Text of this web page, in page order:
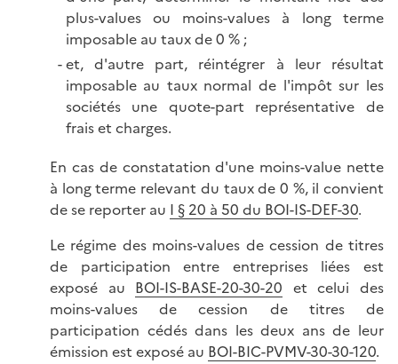
plus-values ou moins-values à long terme
imposable au taux de 0 % ;
et, d'autre part, réintégrer à leur résultat
imposable au taux normal de l'impôt sur les
sociétés une quote-part représentative de
frais et charges.
En cas de constatation d'une moins-value nette
à long terme relevant du taux de 0 %, il convient
de se reporter au I § 20 à 50 du BOI-IS-DEF-30.
Le régime des moins-values de cession de titres
de participation entre entreprises liées est
exposé au BOI-IS-BASE-20-30-20 et celui des
moins-values de cession de titres de
participation cédés dans les deux ans de leur
émission est exposé au BOI-BIC-PVMV-30-30-120.